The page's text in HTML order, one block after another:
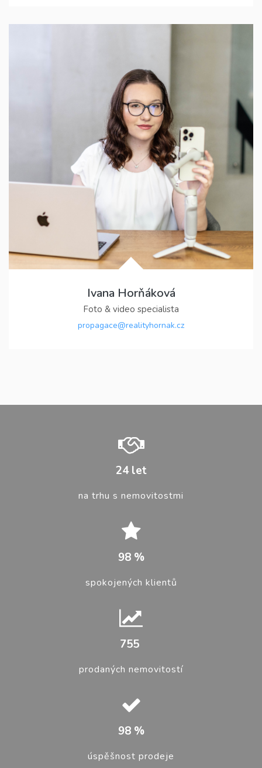
Ivana Horňáková
Foto & video specialista
propagace@realityhornak.cz
24let
na trhu s nemovitostmi
98%
spokojených klientů
755
prodaných nemovitostí
98%
úspěšnost prodeje